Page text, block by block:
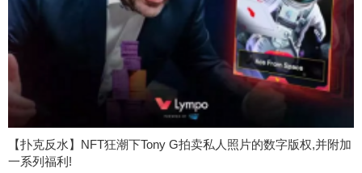
【扑克反水】NFT狂潮下Tony G拍卖私人照片的数字版权,并附加
一系列福利!